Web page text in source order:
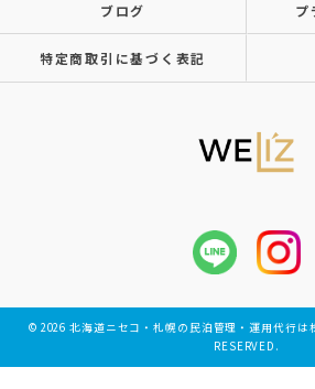
ブログ プ
特定商取引に基づく表記
© 2026 北海道ニセコ・札幌の民泊管理・運用代行
RESERVED.